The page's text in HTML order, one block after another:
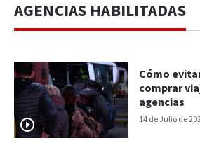
AGENCIAS HABILITADAS
14 de Julio de
Cómo
comprar
agencias